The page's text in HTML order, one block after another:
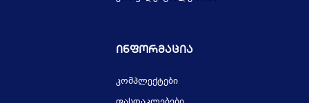
Ინფორმაცია
კომპლექტები